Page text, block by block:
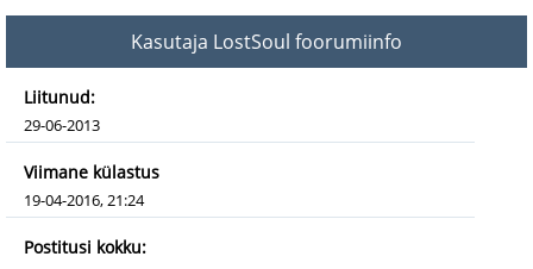
Kasutaja LostSoul foorumiinfo
Liitunud:
29-06-2013
Viimane külastus
19-04-2016, 21:24
Postitusi kokku: